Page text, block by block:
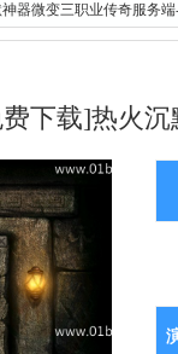
器微变三职业传奇服务
下载]热火